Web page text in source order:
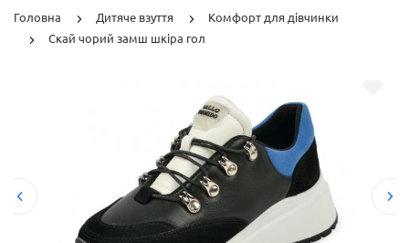
Головна Дитяче взуття
Комфорт для дівчинки
Скай чорий замш шкіра гол